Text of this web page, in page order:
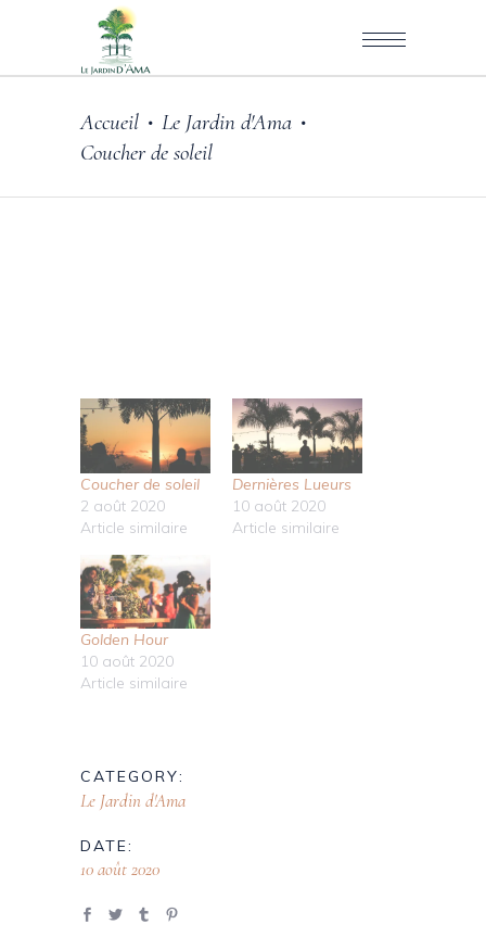
Accueil • Le Jardin d'Ama •
Coucher de soleil
Coucher de soleil
2 août 2020
Article similaire
Dernières Lueurs
10 août 2020
Article similaire
Golden Hour
10 août 2020
Article similaire
CATEGORY:
Le Jardin d'Ama
DATE:
10 août 2020